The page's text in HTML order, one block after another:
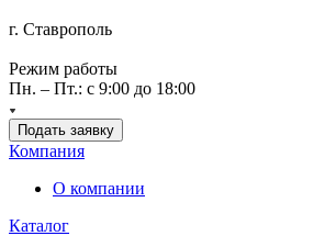
г. Ставрополь
Режим работы
Пн. – Пт.: с 9:00 до 18:00
Подать заявку
Компания
О компании
Каталог